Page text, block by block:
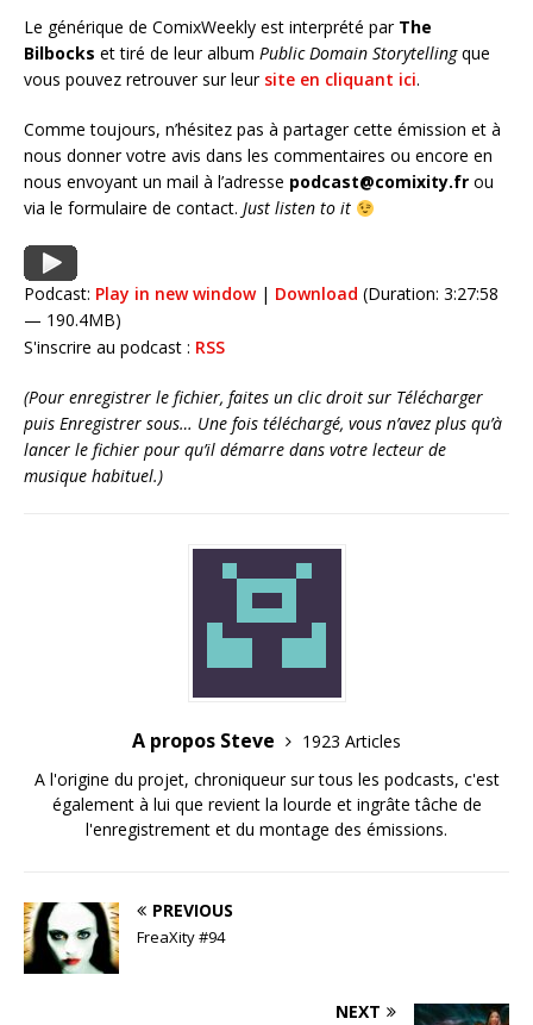
Le générique de ComixWeekly est interprété par The
Bilbocks et tiré de leur album Public Domain Storytellingque
vous pouvez retrouver sur leur site en cliquant ici.
Comme toujours, n’hésitez pas à partager cette émission et à
nous donner votre avis dans les commentaires ou encore en
nous envoyant un mail à l’adresse podcast@comixity.fr ou
via le formulaire de contact. Just listen to it
Podcast: Play in new window| Download (Duration: 3:27:58
— 190.4MB)
S'inscrire au podcast : RSS
(Pour enregistrer le fichier, faites un clic droit sur Télécharger
puis Enregistrer sous… Une fois téléchargé, vous n’avez plus qu’à
lancer le fichier pour qu’il démarre dans votre lecteur de
musique habituel.)
A propos Steve
1923 Articles
A l'origine du projet, chroniqueur sur tous les podcasts, c'est
également à lui que revient la lourde et ingrâte tâche de
l'enregistrement et du montage des émissions.
PREVIOUS
FreaXity #94
NEXT